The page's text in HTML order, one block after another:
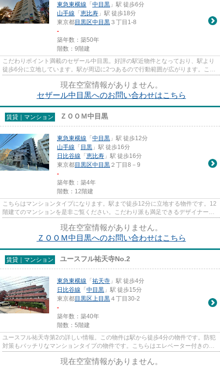
東急東横線 「 中目黒 」駅 徒歩6分
山手線 「 恵比寿 」駅 徒歩18分
東京都目黒区中目黒 ３丁目1-8
-
築年数：築50年
階数：9階建
こだわりポイント満載のセザール中目黒。好評の駅近物件となっており、駅より
徒歩6分に立地しています。駅が周辺に2つあるので行動範囲が広がります。こち
現在空室情報がありません。
セザール中目黒へのお問い合わせはこちら
賃貸｜マンション ＺＯＯＭ中目黒
東急東横線 「 中目黒 」駅 徒歩12分
山手線 「 目黒 」駅 徒歩16分
日比谷線 「 恵比寿 」駅 徒歩16分
東京都目黒区中目黒 ２丁目8－9
-
築年数：築4年
階数：12階建
こちらはマンションタイプになります。駅まで徒歩12分に立地する物件です。12
階建てのマンションを是非ご覧ください。こだわり派も満足できるデザイナーズ
現在空室情報がありません。
ＺＯＯＭ中目黒へのお問い合わせはこちら
賃貸｜マンション ユースフル祐天寺No.2
東急東横線 「 祐天寺 」駅 徒歩4分
日比谷線 「 中目黒 」駅 徒歩15分
東京都目黒区上目黒 ４丁目30-2
-
築年数：築40年
階数：5階建
ユースフル祐天寺第2の詳しい情報。この物件は駅から徒歩4分の物件です。防犯
対策もバッチリなマンションタイプの物件です。こちらはエレベーター付きの物
現在空室情報がありません。